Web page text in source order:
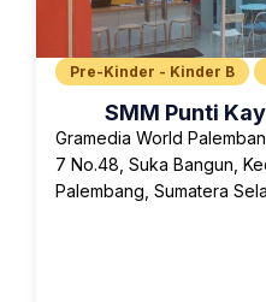
Pre-Kinder - Kinder B
SMM Punti
Gramedia World
7 No.48, Suka Bangun,
Palembang, Sumatera